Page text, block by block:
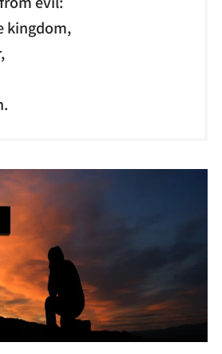
kingdom,